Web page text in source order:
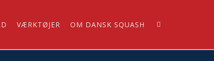
VÆRKTØJER OM DANSK SQUASH